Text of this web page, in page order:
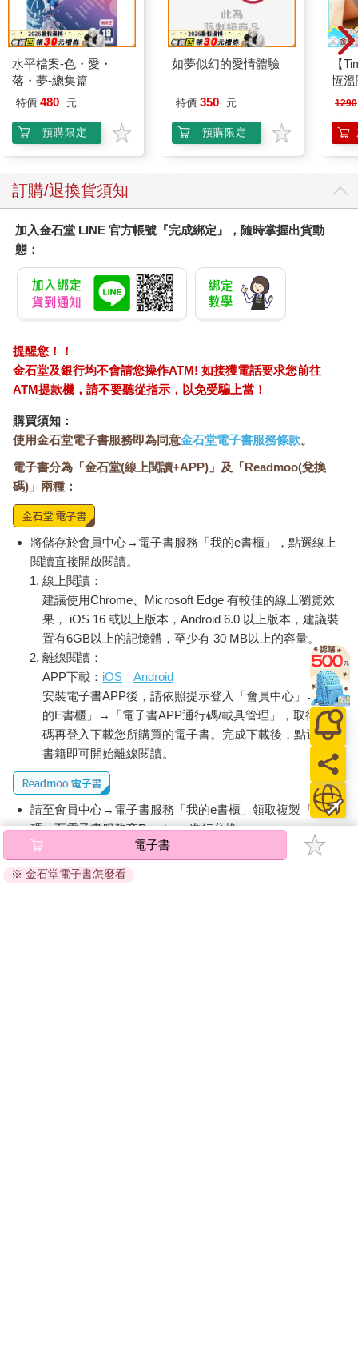
水平檔案-色・愛・
落・夢-總集篇
特價 480 元
預購限定
如夢似幻的愛情體驗
特價 350 元
預購限定
【
恆
肩/
膝
1290
訂購/退換貨須知
加入金石堂 LINE 官方帳號『完成綁定』，隨時掌握出貨動
態：
提醒您！！
金石堂及銀行均不會請您操作ATM! 如接獲電話要求您前往
ATM提款機，請不要聽從指示，以免受騙上當！
購買須知：
使用金石堂電子書服務即為同意金石堂電子書服務條款。
電子書分為「金石堂(線上閱讀+APP)」及「Readmoo(兌換
碼)」兩種：
將儲存於會員中心→電子書服務「我的e書櫃」，點選線上
閱讀直接開啟閱讀。
線上閱讀：
建議使用Chrome、Microsoft Edge 有較佳的線上瀏覽效
果， iOS 16 或以上版本，Android 6.0 以上版本，建議裝
置有6GB以上的記憶體，至少有 30 MB以上的容量。
離線閱讀：
APP下載： iOS
Android
安裝電子書APP後，請依照提示登入「會員中心」→「我
的E書櫃」→「電子書APP通行碼/載具管理」，取得通行
碼再登入下載您所購買的電子書。完成下載後，點選任一
書籍即可開始離線閱讀。
請至會員中心→電子書服務「我的e書櫃」領取複製『兌換
碼』至電子書服務商Readmoo進行兌換。
退換貨須知：
因版權保護，您在金石堂所購買的電子書僅能以金石堂專屬
電子書
※ 金石堂電子書怎麼看